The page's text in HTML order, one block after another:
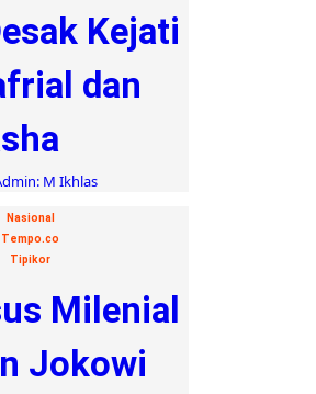
Kejati
dan
M Ikhlas
Nasional
Tempo.co
Tipikor
Milenial
Jokowi